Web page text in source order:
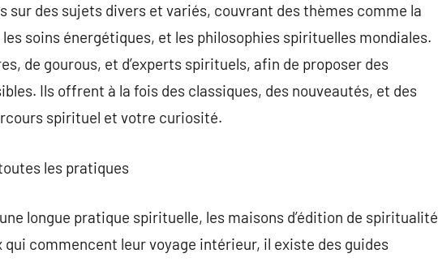
des sujets divers et variés, couvrant des thèmes comme la
soins énergétiques, et les philosophies spirituelles mondiales.
de gourous, et d’experts spirituels, afin de proposer des
Ils offrent à la fois des classiques, des nouveautés, et des
spirituel et votre curiosité.
les pratiques
longue pratique spirituelle, les maisons d’édition de spiritualité
commencent leur voyage intérieur, il existe des guides